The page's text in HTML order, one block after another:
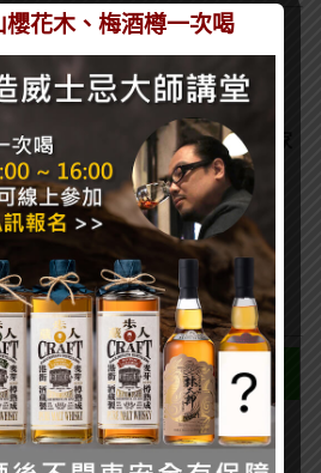
子報
訂閱電子報，掌握最新酒聞和獨家
花木、梅酒樽一次喝